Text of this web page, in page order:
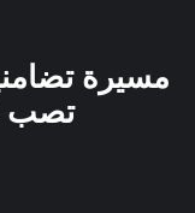
مسيرة
تصب